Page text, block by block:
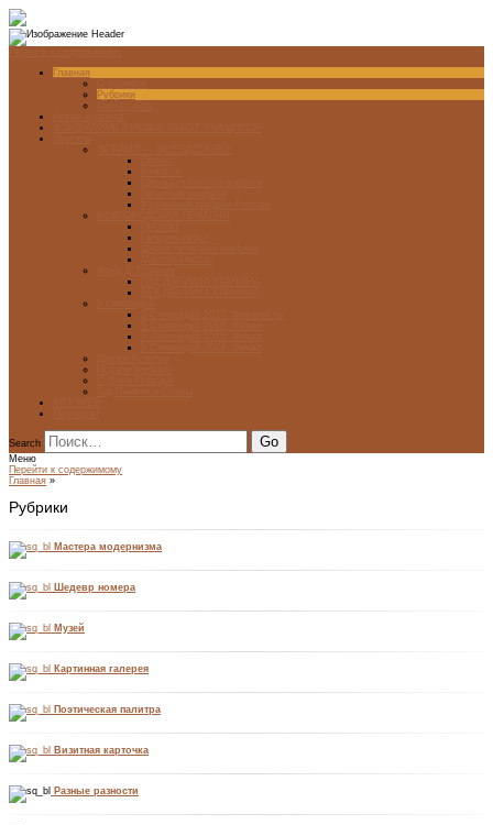
Главная
Рубрики
Search
Меню
Перейти к содержимому
Главная »
Рубрики
Мастера модернизма
Шедевр номера
Музей
Картинная галерея
Поэтическая палитра
Визитная карточка
Разные разности